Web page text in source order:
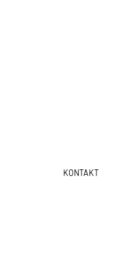
KONTAKT